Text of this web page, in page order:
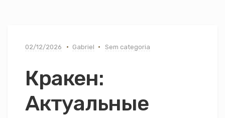
02/12/2026 Gabriel Sem categoria
Кракен:
Актуальные